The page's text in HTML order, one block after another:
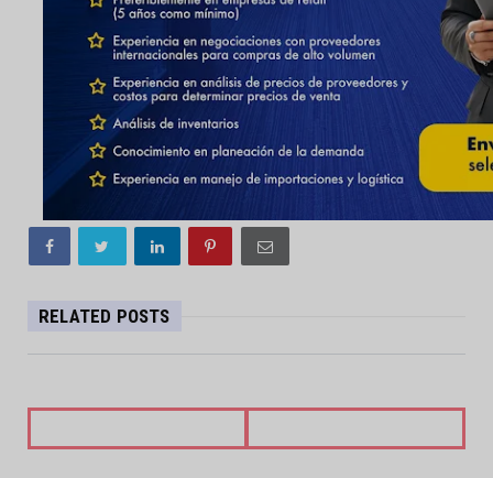
RELATED POSTS